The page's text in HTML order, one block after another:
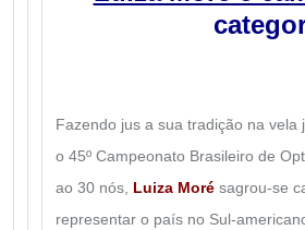
Fazendo jus a sua tradição na
o 45º Campeonato Brasileiro de
ao 30 nós, Luiza Moré sagrou-se
representar o país no Sul-